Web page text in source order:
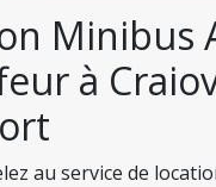
Minibus
à
au service de